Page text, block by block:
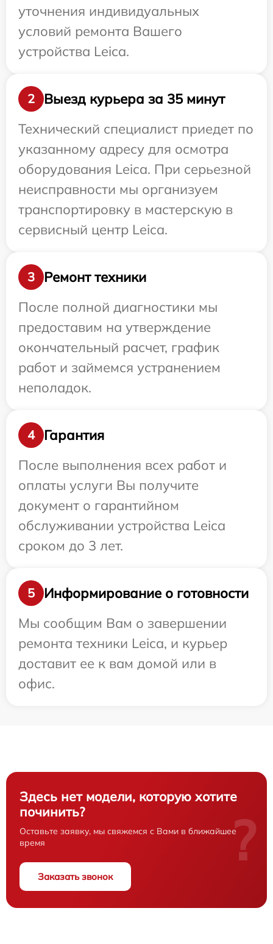
уточнения индивидуальных
условий ремонта Вашего
устройства Leica.
2
Выезд курьера за 35 минут
Технический специалист приедет по
указанному адресу для осмотра
оборудования Leica. При серьезной
неисправности мы организуем
транспортировку в мастерскую в
сервисный центр Leica.
3
Ремонт техники
После полной диагностики мы
предоставим на утверждение
окончательный расчет, график
работ и займемся устранением
неполадок.
4
Гарантия
После выполнения всех работ и
оплаты услуги Вы получите
документ о гарантийном
обслуживании устройства Leica
сроком до 3 лет.
5
Информирование о готовности
Мы сообщим Вам о завершении
ремонта техники Leica, и курьер
доставит ее к вам домой или в
офис.
Здесь нет модели, которую хотите
починить?
Оставьте заявку, мы свяжемся с Вами в ближайшее
время
Заказать звонок
?